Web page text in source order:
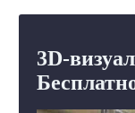
3D-